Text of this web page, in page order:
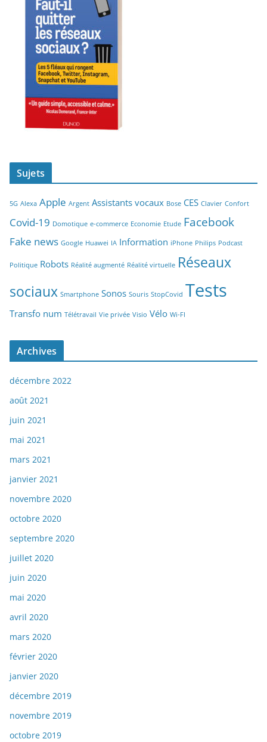
Sujets
5G Alexa Apple Argent Assistants vocaux Bose CES Clavier Confort
Covid-19 Domotique e-commerce Economie Etude Facebook
Fake news Google Huawei IA Information iPhone Philips Podcast
Politique Robots Réalité augmenté Réalité virtuelle Réseaux
sociaux Smartphone Sonos Souris StopCovid Tests
Transfo num Télétravail Vie privée Visio Vélo Wi-FI
Archives
décembre 2022
août 2021
juin 2021
mai 2021
mars 2021
janvier 2021
novembre 2020
octobre 2020
septembre 2020
juillet 2020
juin 2020
mai 2020
avril 2020
mars 2020
février 2020
janvier 2020
décembre 2019
novembre 2019
octobre 2019